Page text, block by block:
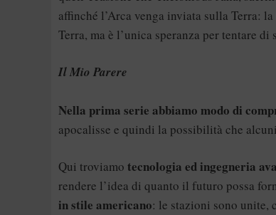
affinché l’Arca venga inviata sulla Terra:
Terra, ma è l’unica speranza per tentare
Il Mio Parere
Nella prima serie abbiamo modo di
apocalisse e quindi la possibilità che
Qui troviamo tecnologia ed ingegneria
rendere l’idea di quanto il futuro possa
in stile americano: le stazioni sono unite,